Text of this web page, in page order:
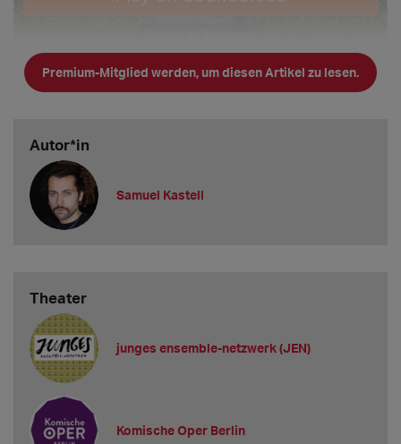
Premium-Mitglied werden, um diesen Artikel zu lesen.
Autor*in
Samuel Kastell
Theater
junges ensemble-netzwerk (JEN)
Komische Oper Berlin